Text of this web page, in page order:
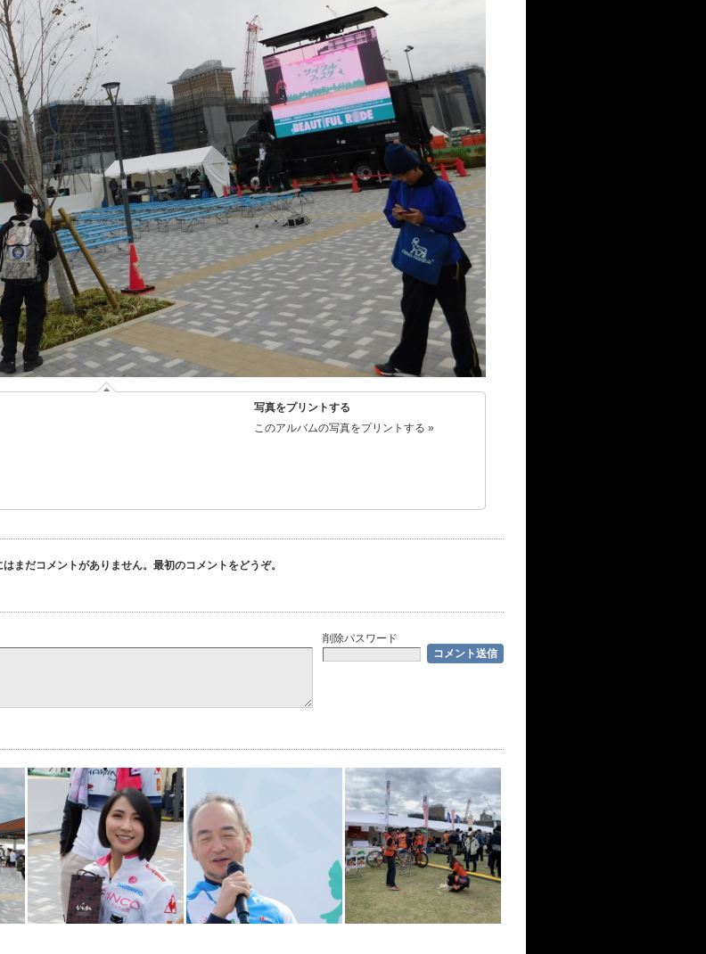
写真をプリントする
このアルバムの写真をプリントする »
はまだコメントがありません。最初のコメントをどうぞ。
削除パスワード